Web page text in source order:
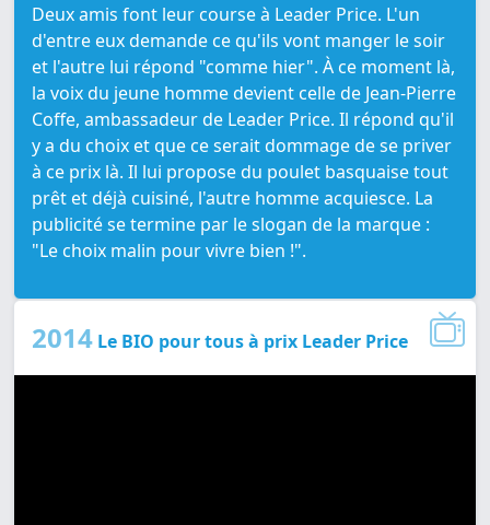
Deux amis font leur course à Leader Price. L'un
d'entre eux demande ce qu'ils vont manger le soir
et l'autre lui répond "comme hier". À ce moment là,
la voix du jeune homme devient celle de Jean-Pierre
Coffe, ambassadeur de Leader Price. Il répond qu'il
y a du choix et que ce serait dommage de se priver
à ce prix là. Il lui propose du poulet basquaise tout
prêt et déjà cuisiné, l'autre homme acquiesce. La
publicité se termine par le slogan de la marque :
"Le choix malin pour vivre bien !".
2014 Le BIO pour tous à prix Leader Price